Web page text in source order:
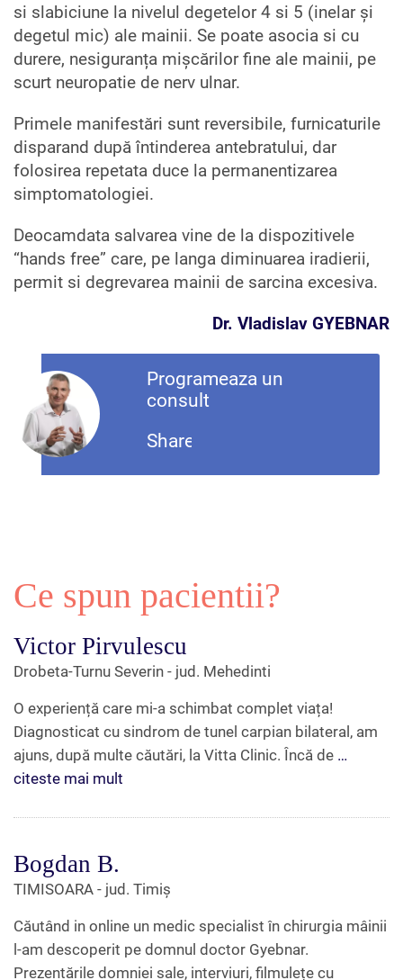
si slabiciune la nivelul degetelor 4 si 5 (inelar și
degetul mic) ale mainii. Se poate asocia si cu
durere, nesiguranța mișcărilor fine ale mainii, pe
scurt neuropatie de nerv ulnar.
Primele manifestări sunt reversibile, furnicaturile
disparand după întinderea antebratului, dar
folosirea repetata duce la permanentizarea
simptomatologiei.
Deocamdata salvarea vine de la dispozitivele
“hands free” care, pe langa diminuarea iradierii,
permit si degrevarea mainii de sarcina excesiva.
Dr. Vladislav GYEBNAR
Programeaza un
consult
Share
Ce spun pacientii?
Victor Pirvulescu
Drobeta-Turnu Severin - jud. Mehedinti
O experiență care mi-a schimbat complet viața!
Diagnosticat cu sindrom de tunel carpian bilateral, am
ajuns, după multe căutări, la Vitta Clinic. Încă de …
citeste mai mult
Bogdan B.
TIMISOARA - jud. Timiș
Căutând in online un medic specialist în chirurgia mâinii
l-am descoperit pe domnul doctor Gyebnar.
Prezentările domniei sale, interviuri, filmulețe cu